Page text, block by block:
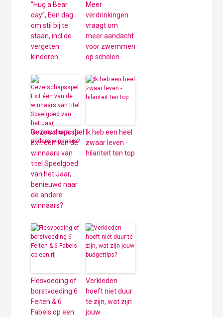
“Hug a Bear
day”, Een dag
om stil bij te
staan, incl de
vergeten
kinderen
Meer
verdrinkingen
vraagt om
meer aandacht
voor zwemmen
op scholen
Gezelschapsspel
Exit één van de
winnaars van
titel Speelgoed
van het Jaar,
benieuwd naar
de andere
winnaars?
Ik heb een heel
zwaar leven -
hilariteit ten top
Flesvoeding of
borstvoeding 6
Feiten & 6
Fabels op een
Verkleden
hoeft niet duur
te zijn, wat zijn
jouw